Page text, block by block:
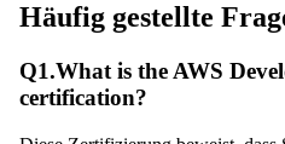
Häufig gestellte
Q1.What is the AWS
certification?